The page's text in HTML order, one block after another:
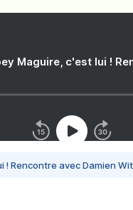
Maguire, c'est lui !
! Rencontre avec Damien